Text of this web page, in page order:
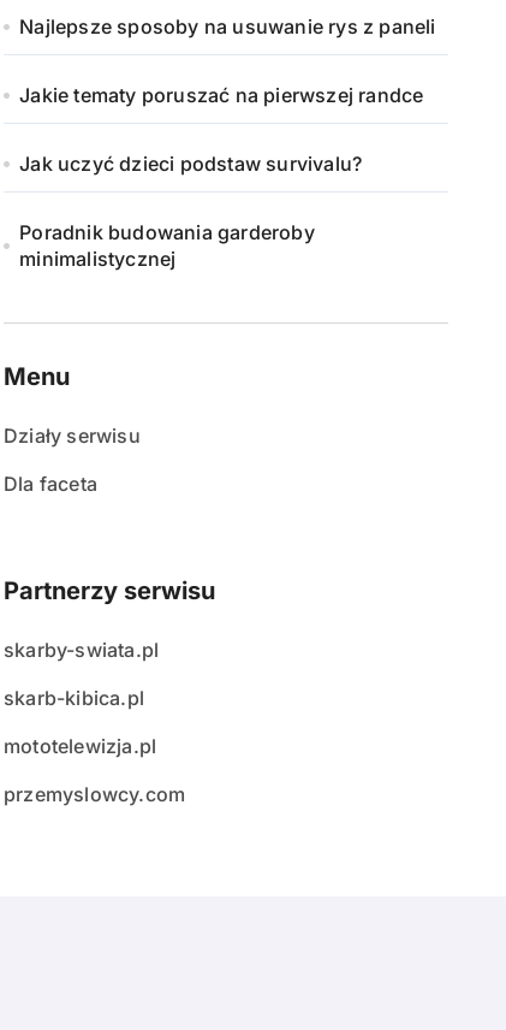
Najlepsze sposoby na usuwanie rys z paneli
Jakie tematy poruszać na pierwszej randce
Jak uczyć dzieci podstaw survivalu?
Poradnik budowania garderoby
minimalistycznej
Menu
Działy serwisu
Dla faceta
Partnerzy serwisu
skarby-swiata.pl
skarb-kibica.pl
mototelewizja.pl
przemyslowcy.com